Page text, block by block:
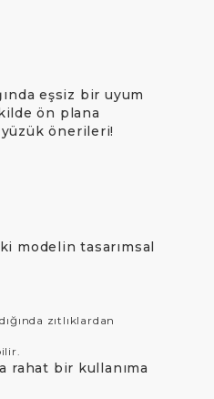
eşsiz bir uyum
ön plana
önerileri!
modelin tasarımsal
zıtlıklardan
rahat bir kullanıma